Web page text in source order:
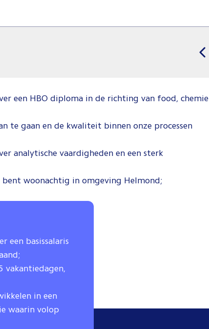
een HBO diploma in de richting van food, chemie
te gaan en de kwaliteit binnen onze processen
analytische vaardigheden en een sterk
bent woonachtig in omgeving Helmond;
een basissalaris
vakantiedagen,
in een
waarin volop